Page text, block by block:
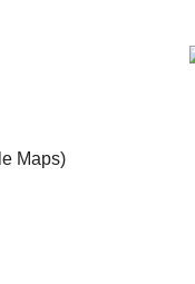
Maps)
องถิ่น (พ.ศ